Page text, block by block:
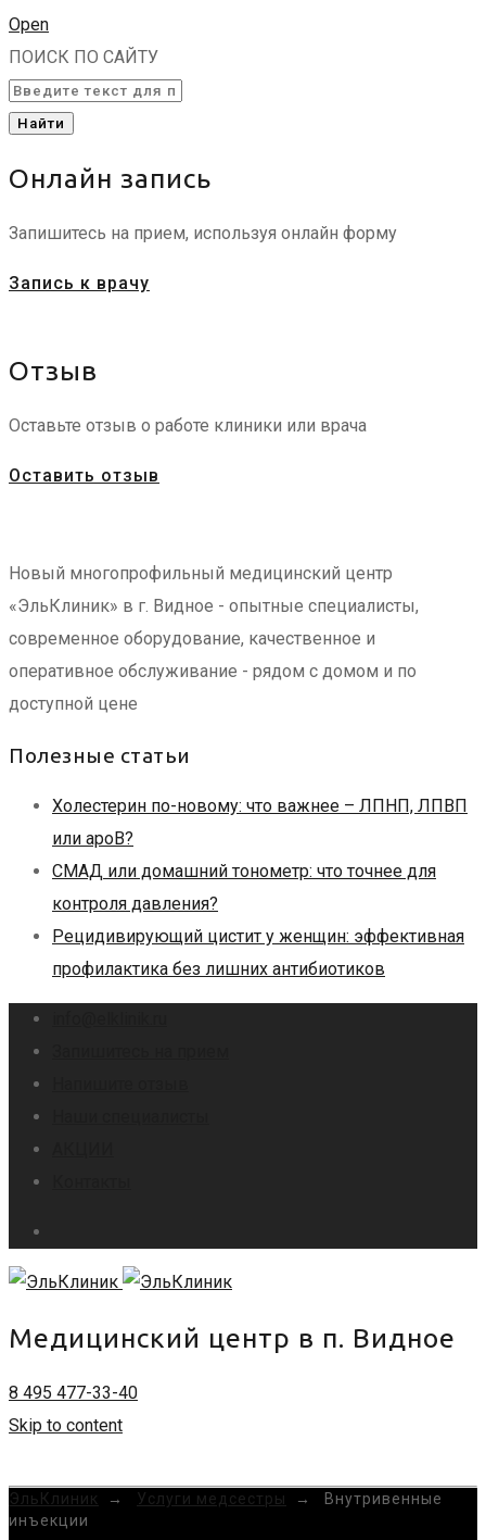
Open
ПОИСК ПО САЙТУ
Найти
Онлайн запись
Запишитесь на прием, используя онлайн форму
Запись к врачу
Отзыв
Оставьте отзыв о работе клиники или врача
Оставить отзыв
Новый многопрофильный медицинский центр
«ЭльКлиник» в г. Видное - опытные специалисты,
современное оборудование, качественное и
оперативное обслуживание - рядом с домом и по
доступной цене
Полезные статьи
Холестерин по-новому: что важнее – ЛПНП, ЛПВП
или apoB?
СМАД или домашний тонометр: что точнее для
контроля давления?
Рецидивирующий цистит у женщин: эффективная
профилактика без лишних антибиотиков
Медицинский центр в п. Видное
8 495 477-33-40
Skip to content
ЭльКлиник
→ Услуги медсестры → Внутривенные
инъекции